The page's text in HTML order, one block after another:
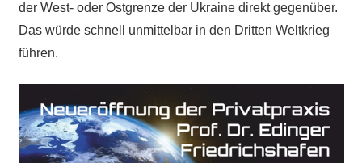
der West- oder Ostgrenze der Ukraine direkt gegenüber.
Das würde schnell unmittelbar in den Dritten Weltkrieg
führen.